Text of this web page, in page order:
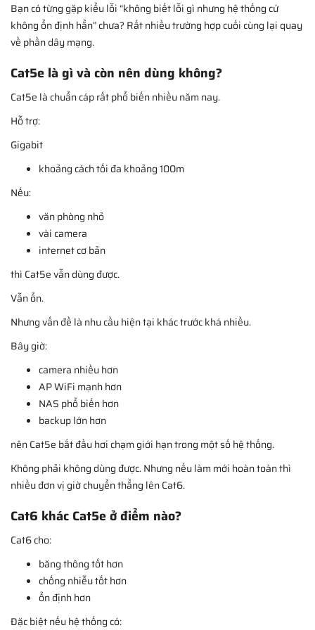
Bạn có từng gặp kiểu lỗi “không biết lỗi gì nhưng hệ thống cứ
không ổn định hẳn” chưa? Rất nhiều trường hợp cuối cùng lại quay
về phần dây mạng.
Cat5e là gì và còn nên dùng không?
Cat5e là chuẩn cáp rất phổ biến nhiều năm nay.
Hỗ trợ:
Gigabit
khoảng cách tối đa khoảng 100m
Nếu:
văn phòng nhỏ
vài camera
internet cơ bản
thì Cat5e vẫn dùng được.
Vẫn ổn.
Nhưng vấn đề là nhu cầu hiện tại khác trước khá nhiều.
Bây giờ:
camera nhiều hơn
AP WiFi mạnh hơn
NAS phổ biến hơn
backup lớn hơn
nên Cat5e bắt đầu hơi chạm giới hạn trong một số hệ thống.
Không phải không dùng được. Nhưng nếu làm mới hoàn toàn thì
nhiều đơn vị giờ chuyển thẳng lên Cat6.
Cat6 khác Cat5e ở điểm nào?
Cat6 cho:
băng thông tốt hơn
chống nhiễu tốt hơn
ổn định hơn
Đặc biệt nếu hệ thống có: